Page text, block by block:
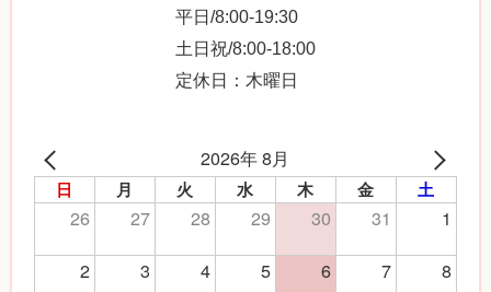
平日/8:00-19:30
土日祝/8:00-18:00
定休日：木曜日
2026年 8月
日 月 火 水 木 金 土
26 27 28 29 30 31
1
2
3 4 5 6 7
8